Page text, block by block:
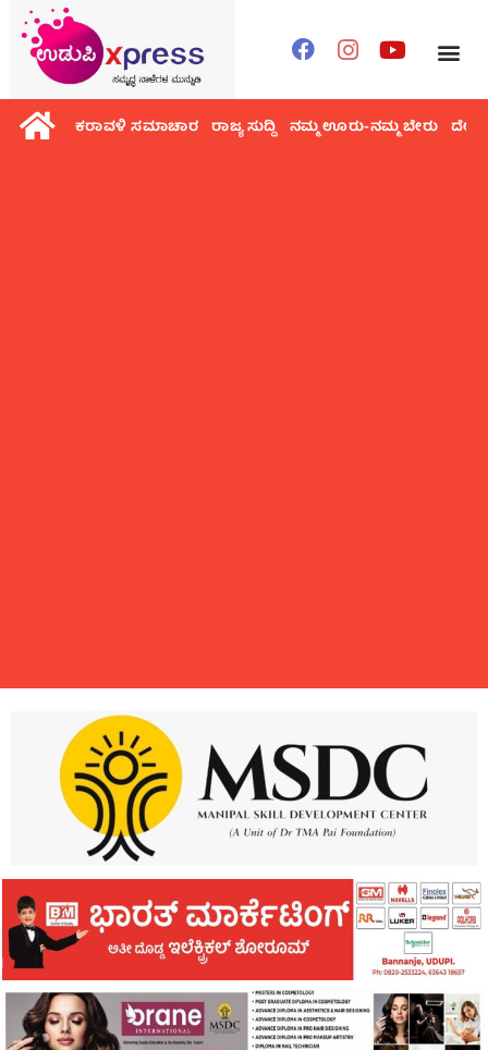
ಕರಾವಳಿ ಸಮಾಚಾರ ರಾಜ್ಯ ಸುದ್ದಿ ನಮ್ಮ ಊರು-ನಮ್ಮ ಬೇರು ದೇಶ